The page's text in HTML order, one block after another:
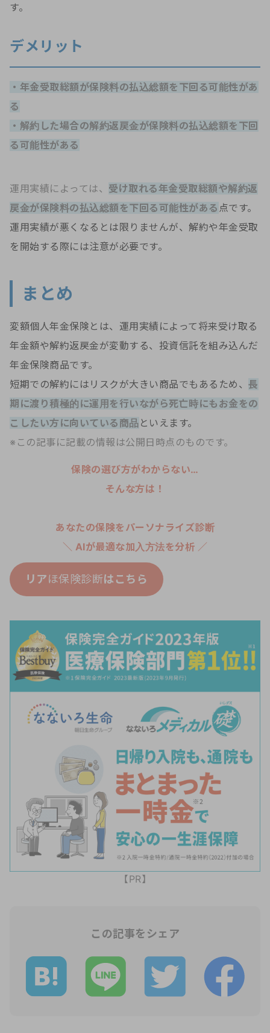
す。
デメリット
・年金受取総額が保険料の払込総額を下回る可能性があ
る
・解約した場合の解約返戻金が保険料の払込総額を下回
る可能性がある
運用実績によっては、 受け取れる年金受取総額や解約返
戻金が保険料の払込総額を下回る可能性がある 点です。
運用実績が悪くなるとは限りませんが、解約や年金受取
を開始する際には注意が必要です。
まとめ
変額個人年金保険とは、運用実績によって将来受け取る
年金額や解約返戻金が変動する、投資信託を組み込んだ
年金保険商品です。
短期での解約にはリスクが大きい商品でもあるため、 長
期に渡り積極的に運用を行いながら死亡時にもお金をの
こしたい方に向いている商品 といえます。
※この記事に記載の情報は公開日時点のものです。
保険の選び方がわからない…
そんな方は！
あなたの保険をパーソナライズ診断
＼ AIが最適な加入方法を分析 ／
リアほ保険診断はこちら
【PR】
この記事をシェア